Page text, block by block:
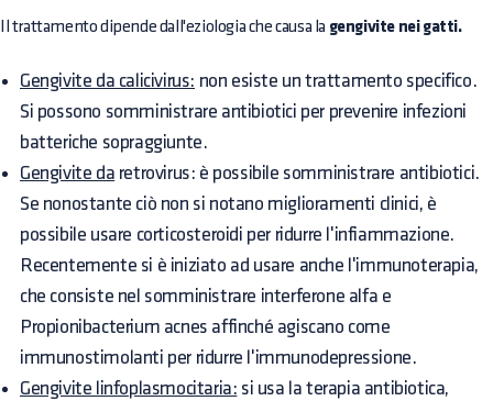
Il trattamento dipende dall'eziologia che causa la gengivite nei gatti.
Gengivite da calicivirus: non esiste un trattamento specifico.
Si possono somministrare antibiotici per prevenire infezioni
batteriche sopraggiunte.
Gengivite da retrovirus: è possibile somministrare antibiotici.
Se nonostante ciò non si notano miglioramenti clinici, è
possibile usare corticosteroidi per ridurre l'infiammazione.
Recentemente si è iniziato ad usare anche l'immunoterapia,
che consiste nel somministrare interferone alfa e
Propionibacterium acnes affinché agiscano come
immunostimolanti per ridurre l'immunodepressione.
Gengivite linfoplasmocitaria: si usa la terapia antibiotica,